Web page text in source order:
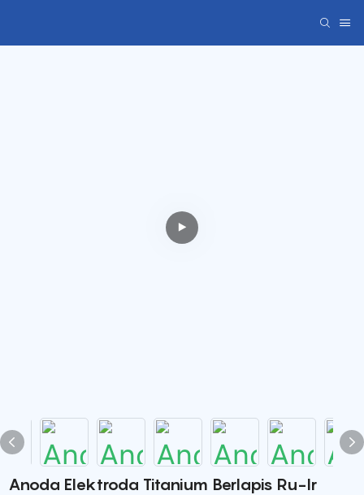
Anoda Elektroda Titanium Berlapis Ru-Ir